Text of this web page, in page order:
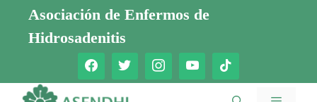
Saltar
contenido
Asociación de Enfermos de
Hidrosadenitis